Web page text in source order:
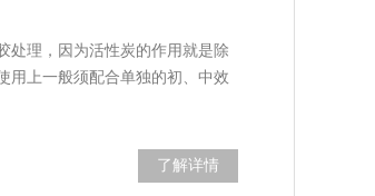
处理，因为活性炭的作用就是除
用上一般须配合单独的初、中效
了解详情